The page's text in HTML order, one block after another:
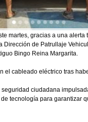
martes, gracias a una
de Patrullaje
Bingo Reina Margarita.
el cableado eléctrico tras
ciudadana
tecnología para garantizar